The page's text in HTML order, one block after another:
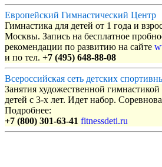
Европейский Гимнастический Центр
Гимнастика для детей от 1 года и
Москвы. Запись на бесплатное
рекомендации по развитию на сайте
и по тел. +7 (495) 648-88-08
Всероссийская сеть детских
Занятия художественной
детей с 3-х лет. Идет набор.
Подробнее:
+7 (800) 301-63-41 fitnessdeti.ru